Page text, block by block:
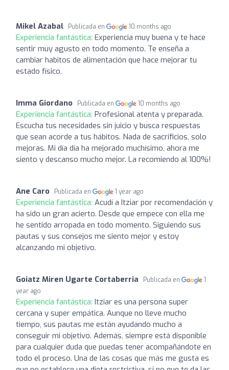
Mikel Azabal Publicada en 10 months ago
Experiencia fantástica: Experiencia muy buena y te hace
sentir muy agusto en todo momento. Te enseña a
cambiar habitos de alimentación que hace mejorar tu
estado físico.
Imma Giordano Publicada en 10 months ago
Experiencia fantástica: Profesional atenta y preparada.
Escucha tus necesidades sin juicio y busca respuestas
que sean acorde a tus hábitos. Nada de sacrificios, solo
mejoras. Mi día día ha mejorado muchísimo, ahora me
siento y descanso mucho mejor. La recomiendo al 100%!
Ane Caro Publicada en 1 year ago
Experiencia fantástica: Acudí a Itziar por recomendación y
ha sido un gran acierto. Desde que empece con ella me
he sentido arropada en todo momento. Siguiendo sus
pautas y sus consejos me siento mejor y estoy
alcanzando mi objetivo.
Goiatz Miren Ugarte Cortaberria Publicada en
1
year ago
Experiencia fantástica: Itziar es una persona super
cercana y super empática. Aunque no lleve mucho
tiempo, sus pautas me están ayudando mucho a
conseguir mi objetivo. Además, siempre está disponible
para cualquier duda que puedas tener acompañándote en
todo el proceso. Una de las cosas que más me gusta es